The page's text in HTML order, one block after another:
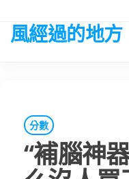
the
風經過的地方
分數
“補腦神